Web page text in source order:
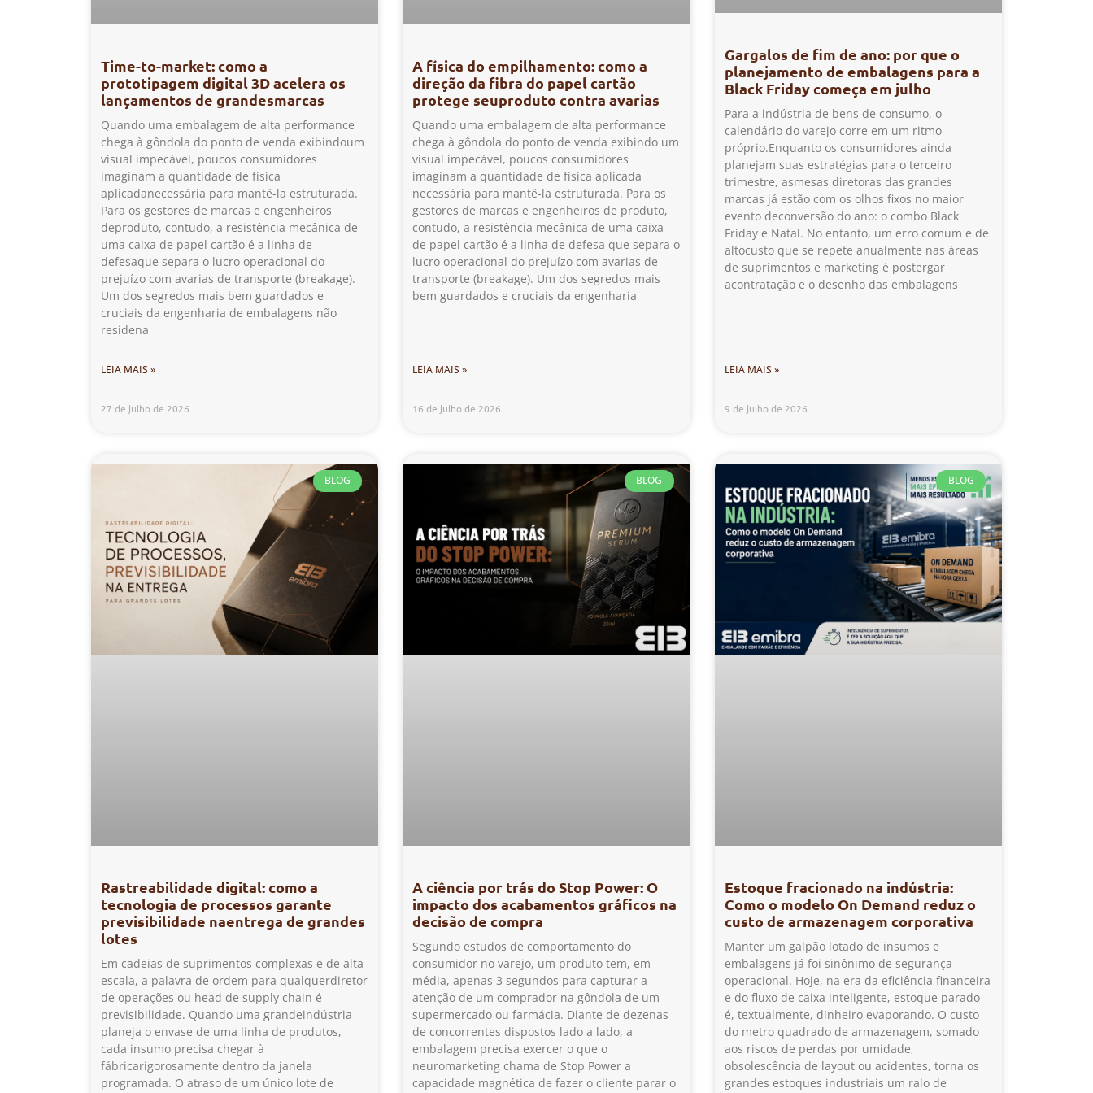
Time-to-market: como a
prototipagem digital 3D acelera os
lançamentos de grandesmarcas
Quando uma embalagem de alta performance
chega à gôndola do ponto de venda exibindoum
visual impecável, poucos consumidores
imaginam a quantidade de física
aplicadanecessária para mantê-la estruturada.
Para os gestores de marcas e engenheiros
deproduto, contudo, a resistência mecânica de
uma caixa de papel cartão é a linha de
defesaque separa o lucro operacional do
prejuízo com avarias de transporte (breakage).
Um dos segredos mais bem guardados e
cruciais da engenharia de embalagens não
residena
LEIA MAIS »
27 de julho de 2026
A física do empilhamento: como a
direção da fibra do papel cartão
protege seuproduto contra avarias
Quando uma embalagem de alta performance
chega à gôndola do ponto de venda exibindo um
visual impecável, poucos consumidores
imaginam a quantidade de física aplicada
necessária para mantê-la estruturada. Para os
gestores de marcas e engenheiros de produto,
contudo, a resistência mecânica de uma caixa
de papel cartão é a linha de defesa que separa o
lucro operacional do prejuízo com avarias de
transporte (breakage). Um dos segredos mais
bem guardados e cruciais da engenharia
LEIA MAIS »
16 de julho de 2026
Gargalos de fim de ano: por que o
planejamento de embalagens para a
Black Friday começa em julho
Para a indústria de bens de consumo, o
calendário do varejo corre em um ritmo
próprio.Enquanto os consumidores ainda
planejam suas estratégias para o terceiro
trimestre, asmesas diretoras das grandes
marcas já estão com os olhos fixos no maior
evento deconversão do ano: o combo Black
Friday e Natal. No entanto, um erro comum e de
altocusto que se repete anualmente nas áreas
de suprimentos e marketing é postergar
acontratação e o desenho das embalagens
LEIA MAIS »
9 de julho de 2026
BLOG
Rastreabilidade digital: como a
tecnologia de processos garante
previsibilidade naentrega de grandes
lotes
Em cadeias de suprimentos complexas e de alta
escala, a palavra de ordem para qualquerdiretor
de operações ou head de supply chain é
previsibilidade. Quando uma grandeindústria
planeja o envase de uma linha de produtos,
cada insumo precisa chegar à
fábricarigorosamente dentro da janela
programada. O atraso de um único lote de
BLOG
A ciência por trás do Stop Power: O
impacto dos acabamentos gráficos na
decisão de compra
Segundo estudos de comportamento do
consumidor no varejo, um produto tem, em
média, apenas 3 segundos para capturar a
atenção de um comprador na gôndola de um
supermercado ou farmácia. Diante de dezenas
de concorrentes dispostos lado a lado, a
embalagem precisa exercer o que o
neuromarketing chama de Stop Power a
capacidade magnética de fazer o cliente parar o
BLOG
Estoque fracionado na indústria:
Como o modelo On Demand reduz o
custo de armazenagem corporativa
Manter um galpão lotado de insumos e
embalagens já foi sinônimo de segurança
operacional. Hoje, na era da eficiência financeira
e do fluxo de caixa inteligente, estoque parado
é, textualmente, dinheiro evaporando. O custo
do metro quadrado de armazenagem, somado
aos riscos de perdas por umidade,
obsolescência de layout ou acidentes, torna os
grandes estoques industriais um ralo de